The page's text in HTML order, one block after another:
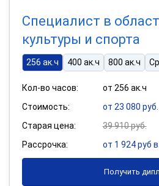
Специалист в
культуры и спорта
256 ак.ч 400 ак.ч 800 ак.ч
Кол-во часов:
от 256 ак.ч
Стоимость:
от 23 080 руб.
Старая цена:
39 910 руб.
Рассрочка:
от 1 924 руб
Получить